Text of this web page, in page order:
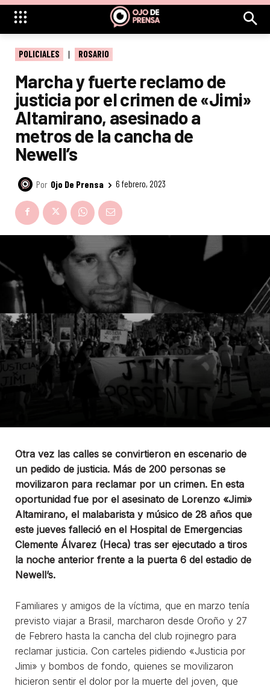
POLICIALES ROSARIO
Marcha y fuerte reclamo de
justicia por el crimen de «Jimi»
Altamirano, asesinado a
metros de la cancha de
Newell’s
Por Ojo De Prensa 6 febrero, 2023
Otra vez las calles se convirtieron en escenario de
un pedido de justicia. Más de 200 personas se
movilizaron para reclamar por un crimen. En esta
oportunidad fue por el asesinato de Lorenzo «Jimi»
Altamirano, el malabarista y músico de 28 años que
este jueves falleció en el Hospital de Emergencias
Clemente Álvarez (Heca) tras ser ejecutado a tiros
la noche anterior frente a la puerta 6 del estadio de
Newell’s.
Familiares y amigos de la víctima, que en marzo tenía
previsto viajar a Brasil, marcharon desde Oroño y 27
de Febrero hasta la cancha del club rojinegro para
reclamar justicia. Con carteles pidiendo «Justicia por
Jimi» y bombos de fondo, quienes se movilizaron
hicieron sentir el dolor por la muerte del joven, que